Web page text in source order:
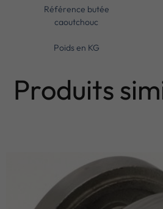
Référence butée
caoutchouc
Poids en KG
Produits